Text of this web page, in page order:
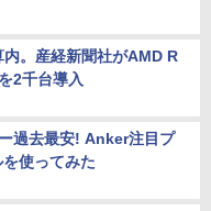
。産経新聞社がAMD R
2千台導入
過去最安! Anker注目プ
使ってみた